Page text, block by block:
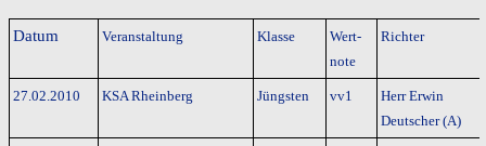
Datum Veranstaltung Klasse
Wert-
note
Richter
27.02.2010 KSA Rheinberg Jüngsten vv1
Herr Erwin
Deutscher (A)